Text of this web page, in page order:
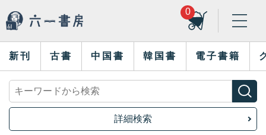
0
新刊 古書 中国書 韓国書 電子書籍
詳細検索